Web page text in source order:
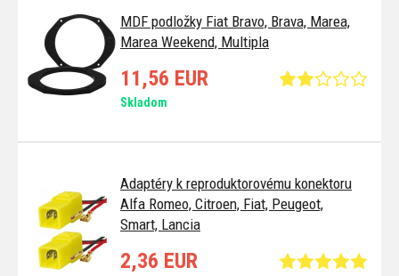
MDF podložky Fiat Bravo, Brava, Marea,
Marea Weekend, Multipla
11,56 EUR
Skladom
Adaptéry k reproduktorovému konektoru
Alfa Romeo, Citroen, Fiat, Peugeot,
Smart, Lancia
2,36 EUR